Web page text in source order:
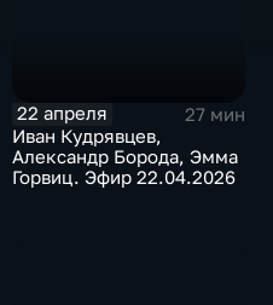
22 апреля
27 мин
Иван Кудрявцев,
Александр Борода, Эмма
Горвиц. Эфир 22.04.2026